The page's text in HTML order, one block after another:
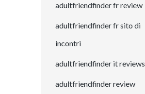
adultfriendfinder fr review
adultfriendfinder fr sito di
incontri
adultfriendfinder it reviews
adultfriendfinder review